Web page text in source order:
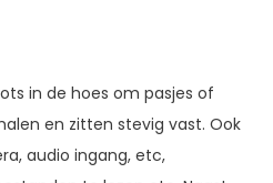
in de hoes om pasjes of
en zitten stevig vast. Ook
audio ingang, etc,